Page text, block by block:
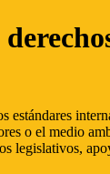
o el medio
legislativos,